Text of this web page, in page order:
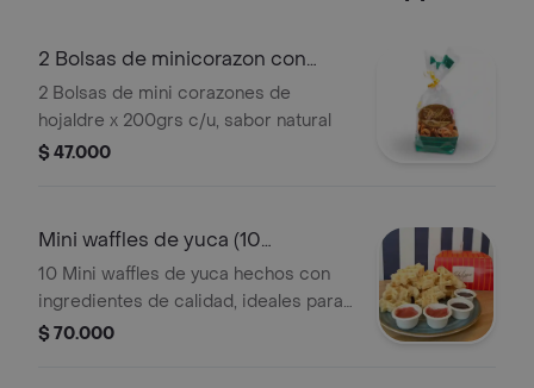
2 Bolsas de minicorazon con
descuento
2 Bolsas de mini corazones de
hojaldre x 200grs c/u, sabor natural
$ 47.000
Mini waffles de yuca (10
unidades)
10 Mini waffles de yuca hechos con
ingredientes de calidad, ideales para
un snack o postre navideño diferente.
$ 70.000